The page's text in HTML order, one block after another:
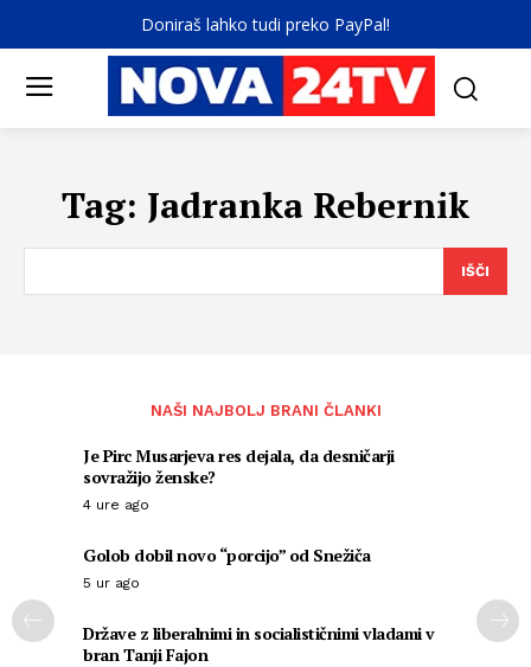
Doniraš lahko tudi preko PayPal!
Tag: Jadranka Rebernik
IŠČI
NAŠI NAJBOLJ BRANI ČLANKI
Je Pirc Musarjeva res dejala, da desničarji
sovražijo ženske?
4 ure ago
Golob dobil novo “porcijo” od Snežiča
5 ur ago
Države z liberalnimi in socialističnimi vladami v
bran Tanji Fajon